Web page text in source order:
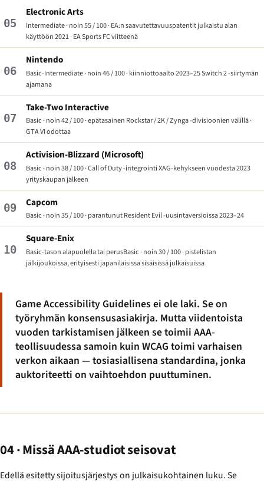
05
Electronic Arts
Intermediate · noin 55 / 100 · EA:n saavutettavuuspatentit julkaistu alan
käyttöön 2021 ·EA Sports FCviitteenä
06
Nintendo
Basic-Intermediate · noin 46 / 100 · kiinniottoaalto 2023–25 Switch 2 -siirtymän
ajamana
07
Take-Two Interactive
Basic · noin 42 / 100 · epätasainen Rockstar / 2K / Zynga -divisioonien välillä ·
GTA VIodottaa
08
Activision-Blizzard (Microsoft)
Basic · noin 38 / 100 ·Call of Duty-integrointi XAG-kehykseen vuodesta 2023
yrityskaupan jälkeen
09 Capcom
Basic · noin 35 / 100 · parantunutResident Evil-uusintaversioissa 2023–24
10
Square-Enix
Basic-tason alapuolella tai perusBasic · noin 30 / 100 · pistelistan
jälkijoukoissa, erityisesti japanilaisissa sisäisissä julkaisuissa
Game Accessibility Guidelines ei ole laki. Se on
työryhmän konsensusasiakirja. Mutta viidentoista
vuoden tarkistamisen jälkeen se toimii AAA-
teollisuudessa samoin kuin WCAG toimi varhaisen
verkon aikaan — tosiasiallisena standardina, jonka
auktoriteetti on vaihtoehdon puuttuminen.
04 · Missä AAA-studiot seisovat
Edellä esitetty sijoitusjärjestys on julkaisukohtainen luku. Se